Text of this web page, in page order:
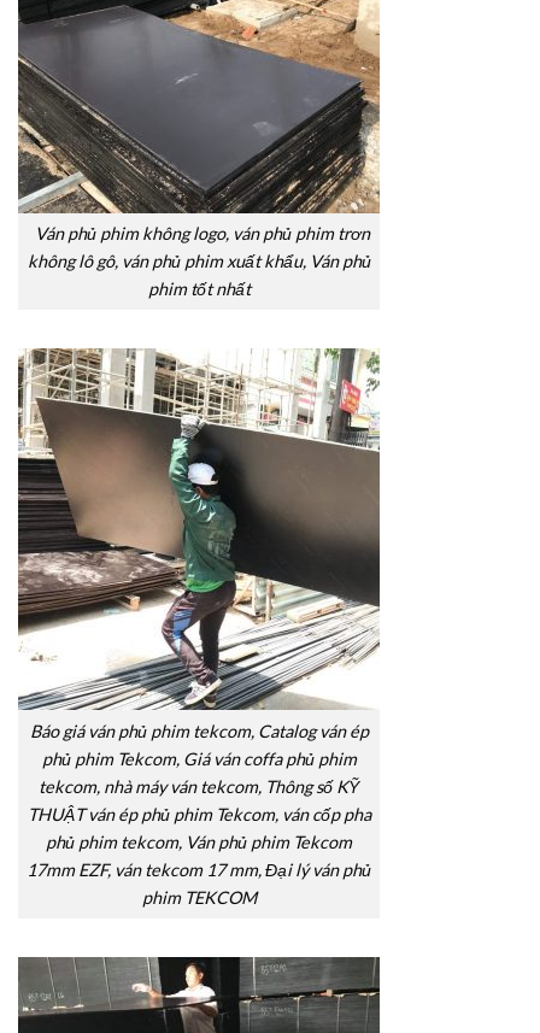
Ván phủ phim không logo, ván phủ phim trơn
không lô gô, ván phủ phim xuất khẩu, Ván phủ
phim tốt nhất
Báo giá ván phủ phim tekcom, Catalog ván ép
phủ phim Tekcom, Giá ván coffa phủ phim
tekcom, nhà máy ván tekcom, Thông số KỸ
THUẬT ván ép phủ phim Tekcom, ván cốp pha
phủ phim tekcom, Ván phủ phim Tekcom
17mm EZF, ván tekcom 17 mm, Đại lý ván phủ
phim TEKCOM